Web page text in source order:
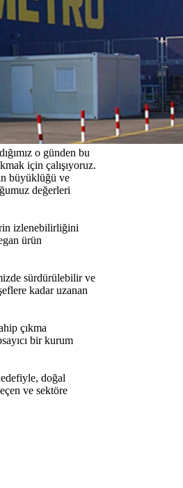
o günden bu
için çalışıyoruz.
büyüklüğü ve
değerleri
izlenebilirliğini
ürün
sürdürülebilir ve
kadar uzanan
çıkma
bir kurum
doğal
ve sektöre